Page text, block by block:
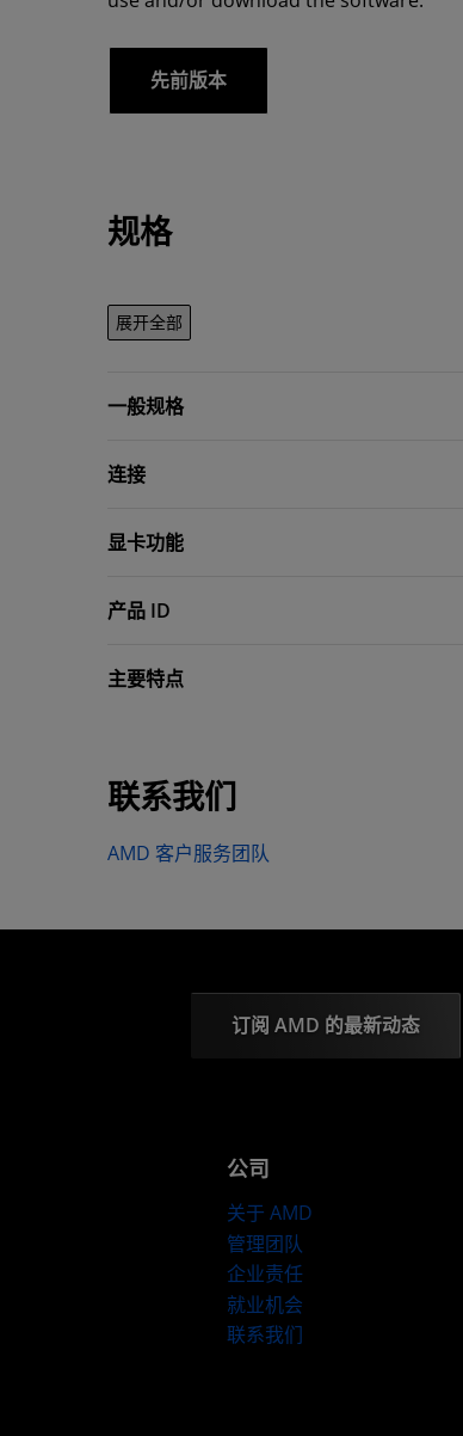
先前版本
规格
展开全部
一般规格
连接
显卡功能
产品 ID
主要特点
联系我们
AMD 客户服务团队
订阅 AMD 的最新动态
公司
关于 AMD
管理团队
企业责任
就业机会
联系我们